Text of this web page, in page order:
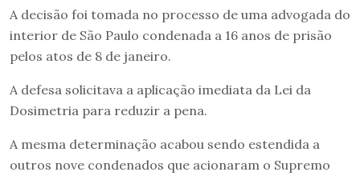
A decisão foi tomada no processo de uma advogada do
interior de São Paulo condenada a 16 anos de prisão
pelos atos de 8 de janeiro.
A defesa solicitava a aplicação imediata da Lei da
Dosimetria para reduzir a pena.
A mesma determinação acabou sendo estendida a
outros nove condenados que acionaram o Supremo